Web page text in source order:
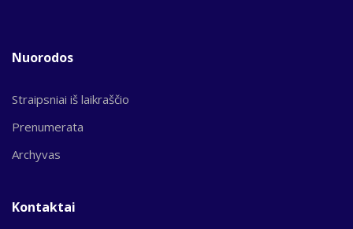
Nuorodos
Straipsniai iš laikraščio
Prenumerata
Archyvas
Kontaktai